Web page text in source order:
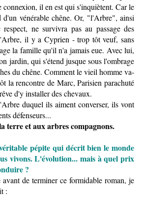
connexion, il en est qui s'inquiètent. Car le
d'un vénérable chêne. Or, "l'Arbre", ainsi
ne survivra pas au passage des
il y a Cyprien - trop tôt veuf, sans
la famille qu'il n'a jamais eue. Avec lui,
jardin, qui s'étend jusque sous l'ombrage
du chêne. Comment le vieil homme va-
la rencontre de Marc, Parisien parachuté
d'y installer des chevaux.
duquel ils aiment converser, ils vont
défenseurs...
terre et aux arbres compagnons.
pépite qui décrit bien le monde
vivons. L'évolution... mais à quel prix
?
de terminer ce formidable roman, je
: